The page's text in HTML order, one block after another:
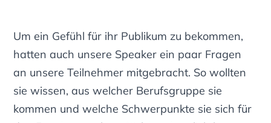
Um ein Gefühl für ihr Publikum zu bekommen,
hatten auch unsere Speaker ein paar Fragen
an unsere Teilnehmer mitgebracht. So wollten
sie wissen, aus welcher Berufsgruppe sie
kommen und welche Schwerpunkte sie sich für